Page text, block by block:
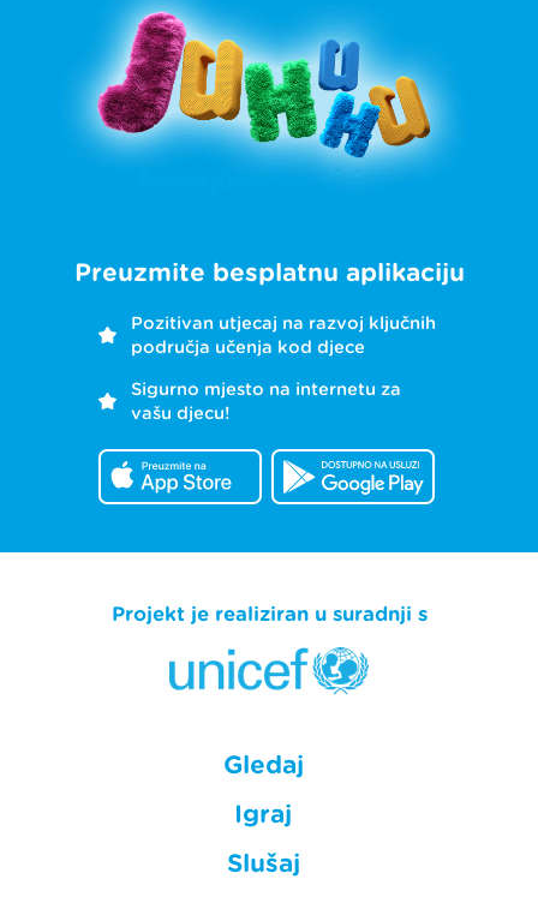
Preuzmite besplatnu aplikaciju
Pozitivan utjecaj na razvoj ključnih
područja učenja kod djece
Sigurno mjesto na internetu za
vašu djecu!
Projekt je realiziran u suradnji s
Gledaj
Igraj
Slušaj